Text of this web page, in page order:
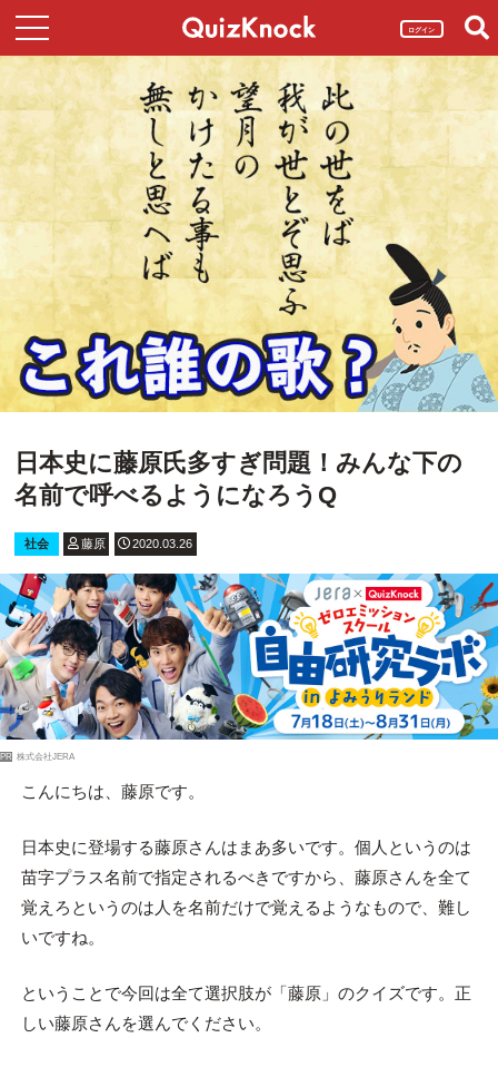
ログイン
日本史に藤原氏多すぎ問題！みんな下の
名前で呼べるようになろうQ
社会 藤原 2020.03.26
PR 株式会社JERA
こんにちは、藤原です。
日本史に登場する藤原さんはまあ多いです。個人というのは
苗字プラス名前で指定されるべきですから、藤原さんを全て
覚えろというのは人を名前だけで覚えるようなもので、難し
いですね。
ということで今回は全て選択肢が「藤原」のクイズです。正
しい藤原さんを選んでください。